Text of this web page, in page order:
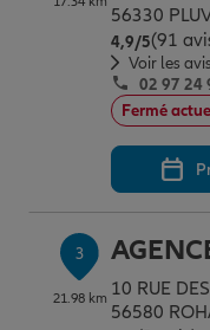
56330
4,9/5Note de 4.9
(91
Voir les avis
02 97 24
Fermé
3
21.98 km 10 RUE
56580